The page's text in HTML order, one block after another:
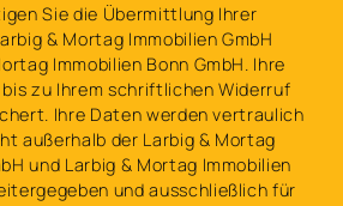
Sie die Übermittlung Ihrer
& Mortag Immobilien GmbH
Immobilien Bonn GmbH. Ihre
zu Ihrem schriftlichen Widerruf
Ihre Daten werden vertraulich
außerhalb der Larbig & Mortag
und Larbig & Mortag Immobilien
und ausschließlich für